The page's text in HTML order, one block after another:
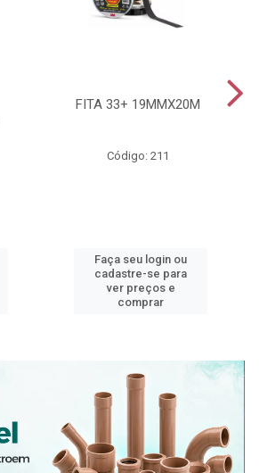
FITA 33+ 19MMX20M
Código: 211
Faça seu login ou
cadastre-se para
ver preços e
comprar